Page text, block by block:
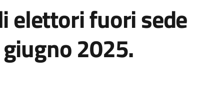
elettori fuori sede
2025.